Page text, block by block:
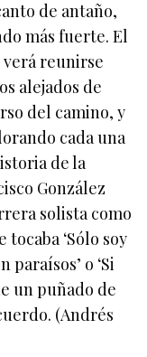
de antaño,
más fuerte. El
reunirse
alejados de
del camino, y
cada una
de la
González
solista como
‘Sólo soy
paraísos’ o ‘Si
un puñado de
(Andrés